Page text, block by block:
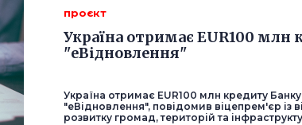
проєкт
Україна отримає EUR100 млн
"еВідновлення"
Україна отримає EUR100 млн кредиту
"еВідновлення", повідомив віцепрем'єр із
розвитку громад, територій та